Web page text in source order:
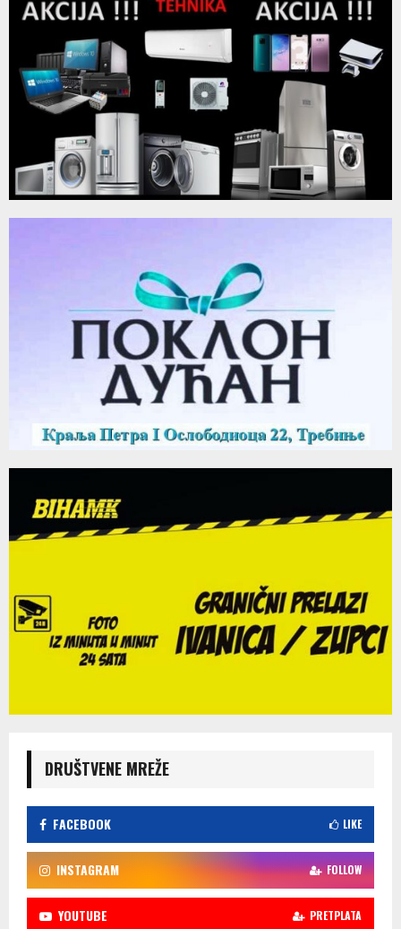
DRUŠTVENE MREŽE
FACEBOOK LIKE
INSTAGRAM FOLLOW
YOUTUBE PRETPLATA